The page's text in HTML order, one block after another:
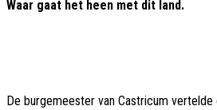
Waar gaat het heen met dit land.
De burgemeester van Castricum